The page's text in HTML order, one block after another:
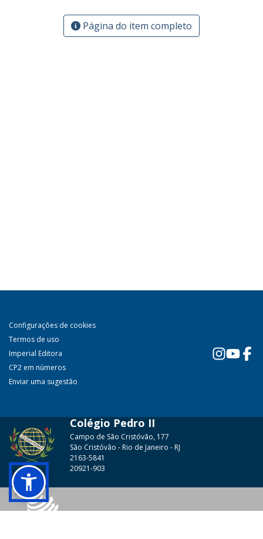
Página do item completo
Configurações de cookies
Termos de uso
Imperial Editora
CP2 em números
Enviar uma sugestão
Colégio Pedro II
Campo de São Cristóvão, 177
São Cristóvão - Rio de Janeiro - RJ
2163-5841
20921-903